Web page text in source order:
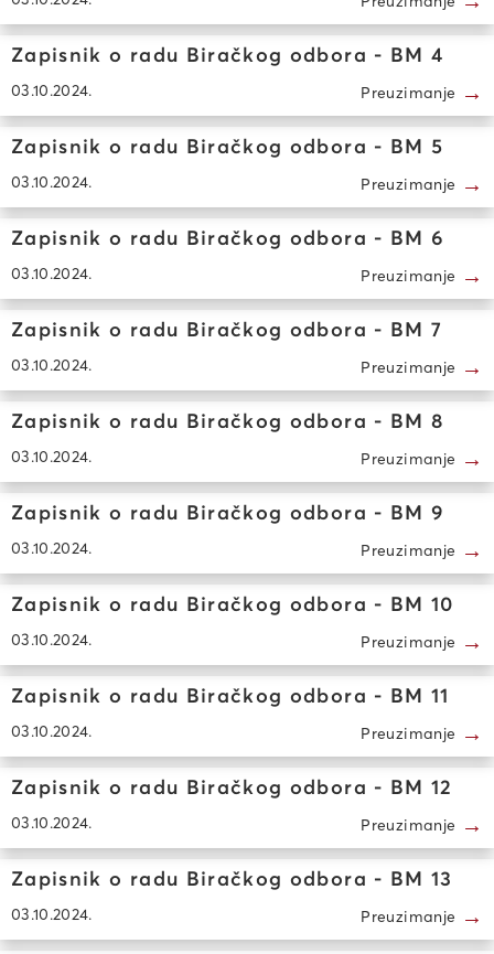
Zapisnik o radu Biračkog odbora - BM 4
03.10.2024. Preuzimanje →
Zapisnik o radu Biračkog odbora - BM 5
03.10.2024. Preuzimanje →
Zapisnik o radu Biračkog odbora - BM 6
03.10.2024. Preuzimanje →
Zapisnik o radu Biračkog odbora - BM 7
03.10.2024. Preuzimanje →
Zapisnik o radu Biračkog odbora - BM 8
03.10.2024. Preuzimanje →
Zapisnik o radu Biračkog odbora - BM 9
03.10.2024. Preuzimanje →
Zapisnik o radu Biračkog odbora - BM 10
03.10.2024. Preuzimanje →
Zapisnik o radu Biračkog odbora - BM 11
03.10.2024. Preuzimanje →
Zapisnik o radu Biračkog odbora - BM 12
03.10.2024. Preuzimanje →
Zapisnik o radu Biračkog odbora - BM 13
03.10.2024. Preuzimanje →